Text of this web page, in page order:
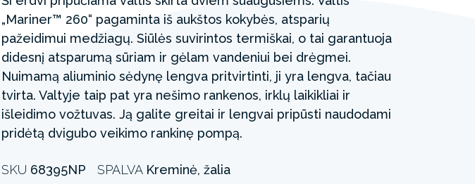
„Mariner™ 260“ pagaminta iš aukštos kokybės, atsparių
pažeidimui medžiagų. Siūlės suvirintos termiškai, o tai garantuoja
didesnį atsparumą sūriam ir gėlam vandeniui bei drėgmei.
Nuimamą aliuminio sėdynę lengva pritvirtinti, ji yra lengva, tačiau
tvirta. Valtyje taip pat yra nešimo rankenos, irklų laikikliai ir
išleidimo vožtuvas. Ją galite greitai ir lengvai pripūsti naudodami
pridėtą dvigubo veikimo rankinę pompą.
SKU 68395NP SPALVA Kreminė, žalia